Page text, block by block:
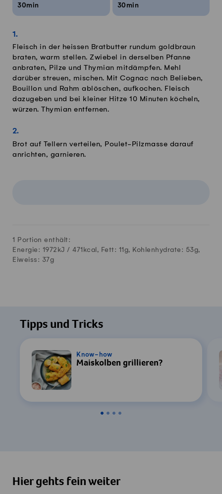
30min
30min
Fleisch in der heissen Bratbutter rundum goldbraun
braten, warm stellen. Zwiebel in derselben Pfanne
anbraten, Pilze und Thymian mitdämpfen. Mehl
darüber streuen, mischen. Mit Cognac nach Belieben,
Bouillon und Rahm ablöschen, aufkochen. Fleisch
dazugeben und bei kleiner Hitze 10 Minuten köcheln,
würzen. Thymian entfernen.
Brot auf Tellern verteilen, Poulet-Pilzmasse darauf
anrichten, garnieren.
1 Portion enthält:
Energie: 1972kJ / 471 kcal, Fett: 11g, Kohlenhydrate: 53g,
Eiweiss: 37g
Tipps und Tricks
Know-how
Maiskolben grillieren?
Hier gehts fein weiter